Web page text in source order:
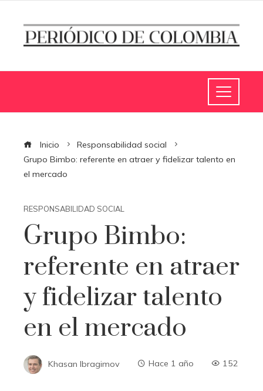
Inicio
Responsabilidad social
Grupo Bimbo: referente en atraer y fidelizar talento en
el mercado
RESPONSABILIDAD SOCIAL
Grupo Bimbo:
referente en atraer
y fidelizar talento
en el mercado
Khasan Ibragimov Hace 1 año 152